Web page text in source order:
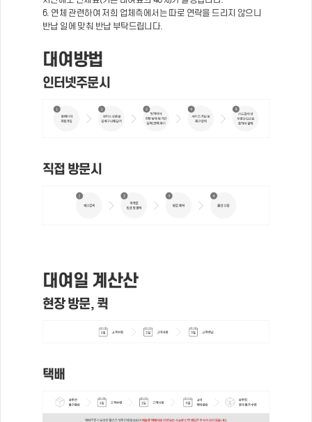
6. 연체 관련하여 저희 업체측에서는 따로 연락을 드리지 않으니
반납 일에 맞춰 반납 부탁드립니다.
대여방법
인터넷주문시
직접 방문시
대여일 계산산
현장 방문, 퀵
택배